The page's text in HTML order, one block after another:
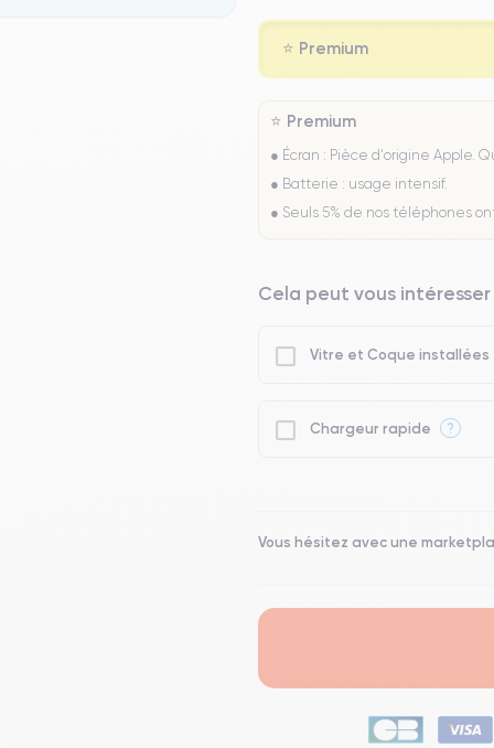
⭐ Premium
⭐ Premium
● Écran : Pièce d'origine Apple.
● Batterie : usage intensif.
● Seuls 5% de nos téléphones
Cela peut vous intéresser
Vitre et Coque installées
Chargeur rapide ?
Vous hésitez avec une